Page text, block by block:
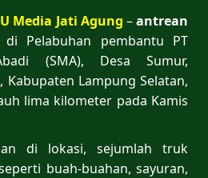
Media Jati Agung –antrean
di Pelabuhan pembantu PT
(SMA), Desa Sumur,
Kabupaten Lampung Selatan,
lima kilometer pada Kamis
di lokasi, sejumlah truk
buah-buahan, sayuran,